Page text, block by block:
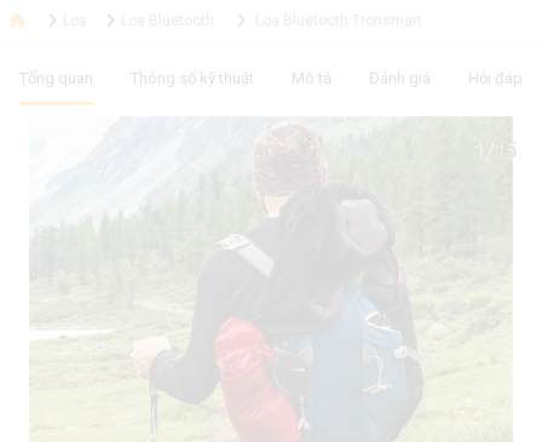
Tổng quan Thông số kỹ thuật Mô tả Đánh giá Hỏi đáp
1/15